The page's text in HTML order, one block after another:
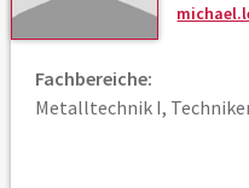
Fachbereiche:
Metalltechnik I,